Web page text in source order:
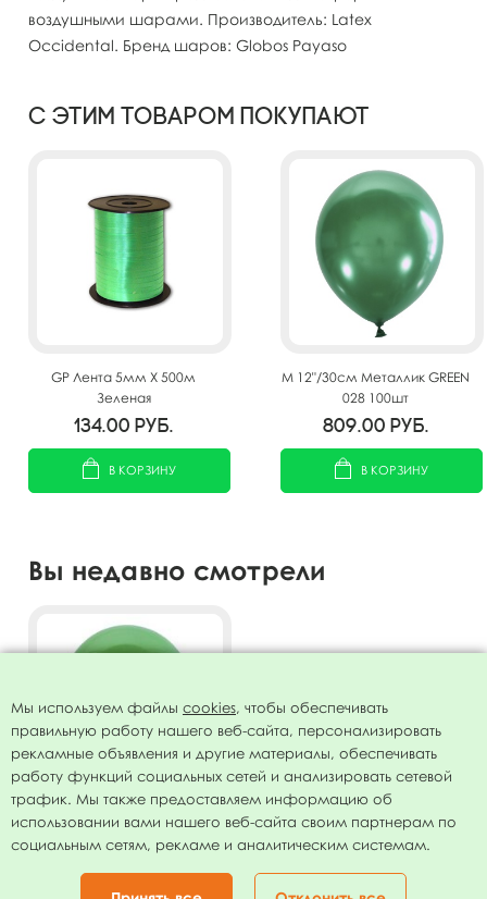
воздушными шарами. Производитель: Latex
Occidental. Бренд шаров: Globos Payaso
С этим товаром покупают
GP Лента 5мм X 500м
Зеленая
134.00 руб.
В КОРЗИНУ
M 12"/30см Металлик GREEN
028 100шт
809.00 руб.
В КОРЗИНУ
Вы недавно смотрели
Воздушный шар 9"/23см
Пастель DARK GREEN 009
100шт
462.00руб.
Мы используем файлы cookies, чтобы обеспечивать
правильную работу нашего веб-сайта, персонализировать
рекламные объявления и другие материалы, обеспечивать
работу функций социальных сетей и анализировать сетевой
трафик. Мы также предоставляем информацию об
использовании вами нашего веб-сайта своим партнерам по
социальным сетям, рекламе и аналитическим системам.